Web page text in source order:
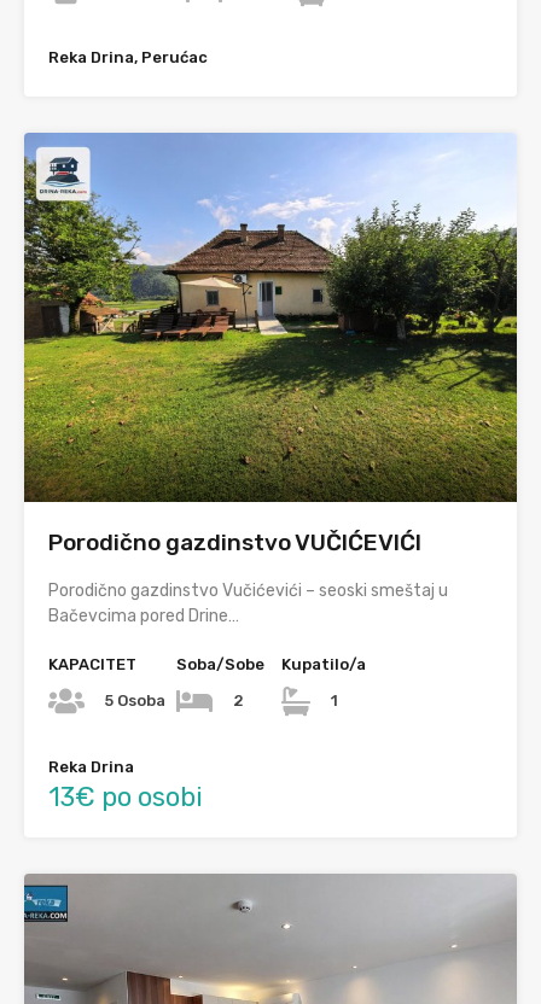
Reka Drina, Perućac
Porodično gazdinstvo VUČIĆEVIĆI
Porodično gazdinstvo Vučićevići – seoski smeštaj u
Bačevcima pored Drine…
KAPACITET
5 Osoba
Soba/Sobe
2
Kupatilo/a
1
Reka Drina
13€ po osobi